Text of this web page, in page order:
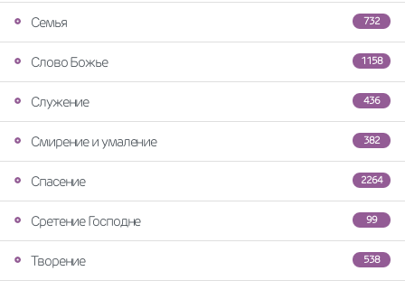
732
Семья
1158
Слово Божье
436
Служение
382
Смирение и умаление
2264
Спасение
99
Сретение Господне
538
Творение